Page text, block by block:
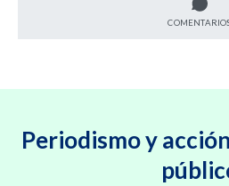
Periodismo y